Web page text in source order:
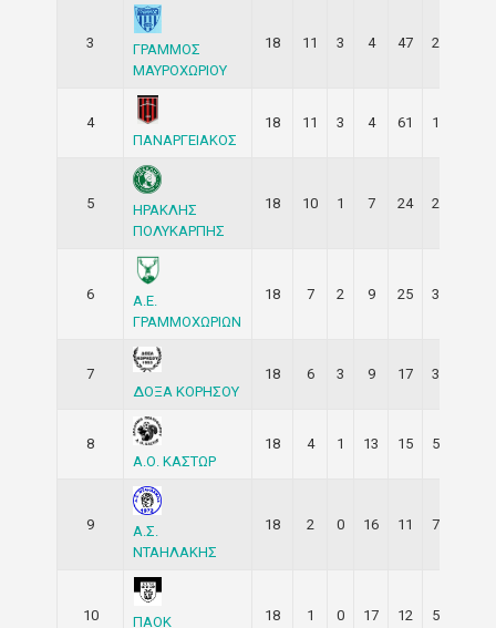
3
ΓΡΑΜΜΟΣ
ΜΑΥΡΟΧΩΡΙΟΥ
18 11 3 4 47 28
4
ΠΑΝΑΡΓΕΙΑΚΟΣ
18 11 3 4 61 16
5
ΗΡΑΚΛΗΣ
ΠΟΛΥΚΑΡΠΗΣ
18 10 1 7 24 22
6
Α.Ε.
ΓΡΑΜΜΟΧΩΡΙΩΝ
18 7 2 9 25 39
7
ΔΟΞΑ ΚΟΡΗΣΟΥ
18 6 3 9 17 30
8
Α.Ο. ΚΑΣΤΩΡ
18 4 1 13 15 50
9
Α.Σ.
ΝΤΑΗΛΑΚΗΣ
18 2 0 16 11 72
10
ΠΑΟΚ
18 1 0 17 12 57